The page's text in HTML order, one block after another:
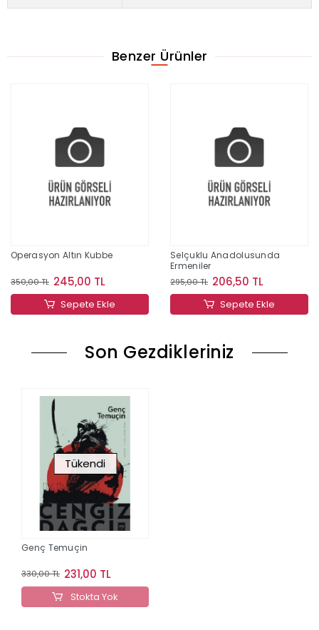
Benzer Ürünler
Operasyon Altın Kubbe
350,00 TL 245,00 TL
Sepete Ekle
Selçuklu Anadolusunda
Ermeniler
295,00 TL 206,50 TL
Sepete Ekle
Son Gezdikleriniz
Tükendi
Genç Temuçin
330,00 TL 231,00 TL
Stokta Yok